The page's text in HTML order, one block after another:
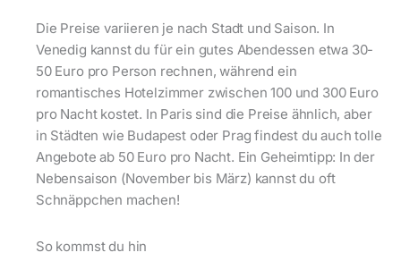
Die Preise variieren je nach Stadt und Saison. In
Venedig kannst du für ein gutes Abendessen etwa 30-
50 Euro pro Person rechnen, während ein
romantisches Hotelzimmer zwischen 100 und 300 Euro
pro Nacht kostet. In Paris sind die Preise ähnlich, aber
in Städten wie Budapest oder Prag findest du auch tolle
Angebote ab 50 Euro pro Nacht. Ein Geheimtipp: In der
Nebensaison (November bis März) kannst du oft
Schnäppchen machen!
So kommst du hin